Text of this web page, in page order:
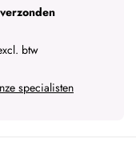
btw
specialisten